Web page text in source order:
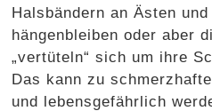
Halsbändern an Ästen
hängenbleiben oder aber
„vertüteln“ sich um ihre
Das kann zu
und lebensgefährlich